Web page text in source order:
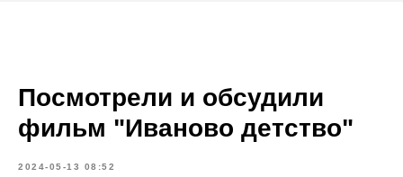
Посмотрели и обсудили
фильм "Иваново детство"
2024-05-13 08:52